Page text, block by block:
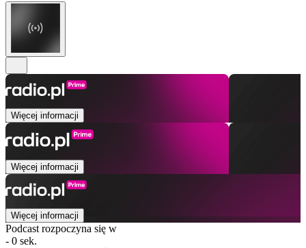
Więcej informacji
Więcej informacji
Więcej informacji
Podcast rozpoczyna się w
- 0 sek.